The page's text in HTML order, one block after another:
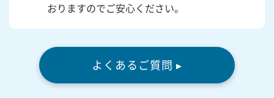
おりますのでご安心ください。
よくあるご質問 ▸